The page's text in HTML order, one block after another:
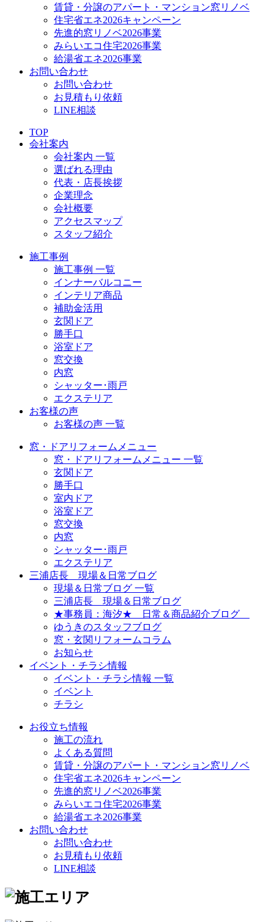
賃貸・分譲のアパート・マンション窓リノベ
住宅省エネ2026キャンペーン
先進的窓リノベ2026事業
みらいエコ住宅2026事業
給湯省エネ2026事業
お問い合わせ
お問い合わせ
お見積もり依頼
LINE相談
TOP
会社案内
会社案内 一覧
選ばれる理由
代表・店長挨拶
企業理念
会社概要
アクセスマップ
スタッフ紹介
施工事例
施工事例 一覧
インナーバルコニー
インテリア商品
補助金活用
玄関ドア
勝手口
浴室ドア
窓交換
内窓
シャッター･雨戸
エクステリア
お客様の声
お客様の声 一覧
窓・ドアリフォームメニュー
窓・ドアリフォームメニュー 一覧
玄関ドア
勝手口
室内ドア
浴室ドア
窓交換
内窓
シャッター･雨戸
エクステリア
三浦店長 現場＆日常ブログ
現場＆日常ブログ 一覧
三浦店長 現場＆日常ブログ
★事務員：海汐★ 日常＆商品紹介ブログ
ゆうきのスタッフブログ
窓・玄関リフォームコラム
お知らせ
イベント・チラシ情報
イベント・チラシ情報 一覧
イベント
チラシ
お役立ち情報
施工の流れ
よくある質問
賃貸・分譲のアパート・マンション窓リノベ
住宅省エネ2026キャンペーン
先進的窓リノベ2026事業
みらいエコ住宅2026事業
給湯省エネ2026事業
お問い合わせ
お問い合わせ
お見積もり依頼
LINE相談